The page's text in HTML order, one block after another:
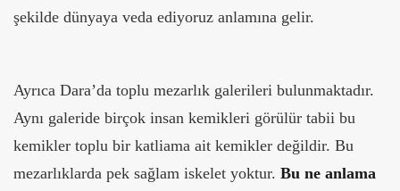
şekilde dünyaya veda ediyoruz anlamına gelir.
Ayrıca Dara’da toplu mezarlık galerileri bulunmaktadır.
Aynı galeride birçok insan kemikleri görülür tabii bu
kemikler toplu bir katliama ait kemikler değildir. Bu
mezarlıklarda pek sağlam iskelet yoktur. Bu ne anlama